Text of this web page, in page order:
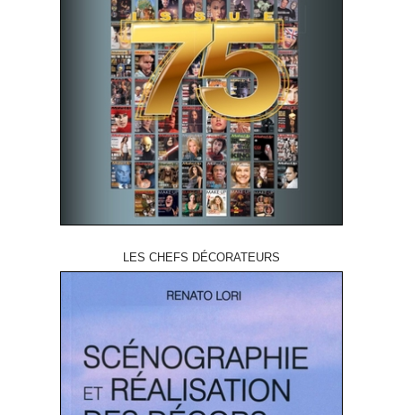
LES CHEFS DÉCORATEURS